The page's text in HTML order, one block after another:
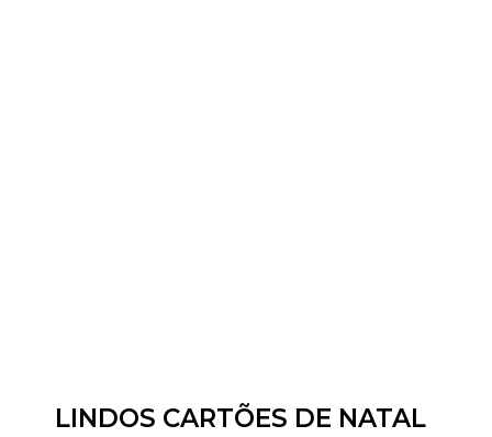
LINDOS CARTÕES DE NATAL